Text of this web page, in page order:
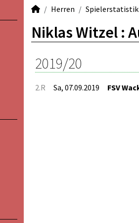
Herren Spielerstatistik
Niklas Witzel :
2019/20
2.R Sa, 07.09.2019 FSV